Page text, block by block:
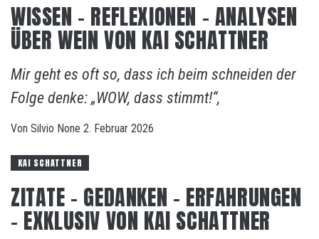
WISSEN – REFLEXIONEN – ANALYSEN
ÜBER WEIN VON KAI SCHATTNER
Mir geht es oft so, dass ich beim schneiden der
Folge denke: „WOW, dass stimmt!“,
Von Silvio None 2. Februar 2026
KAI SCHATTNER
ZITATE – GEDANKEN – ERFAHRUNGEN
– EXKLUSIV VON KAI SCHATTNER